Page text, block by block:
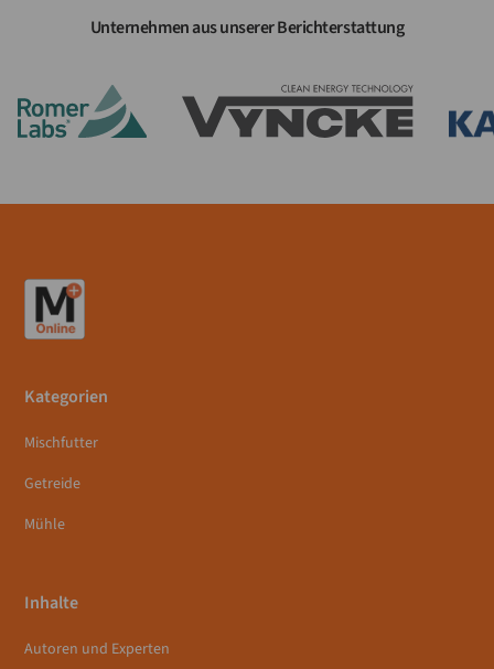
Unternehmen aus unserer Berichterstattung
Kategorien
Mischfutter
Getreide
Mühle
Inhalte
Autoren und Experten